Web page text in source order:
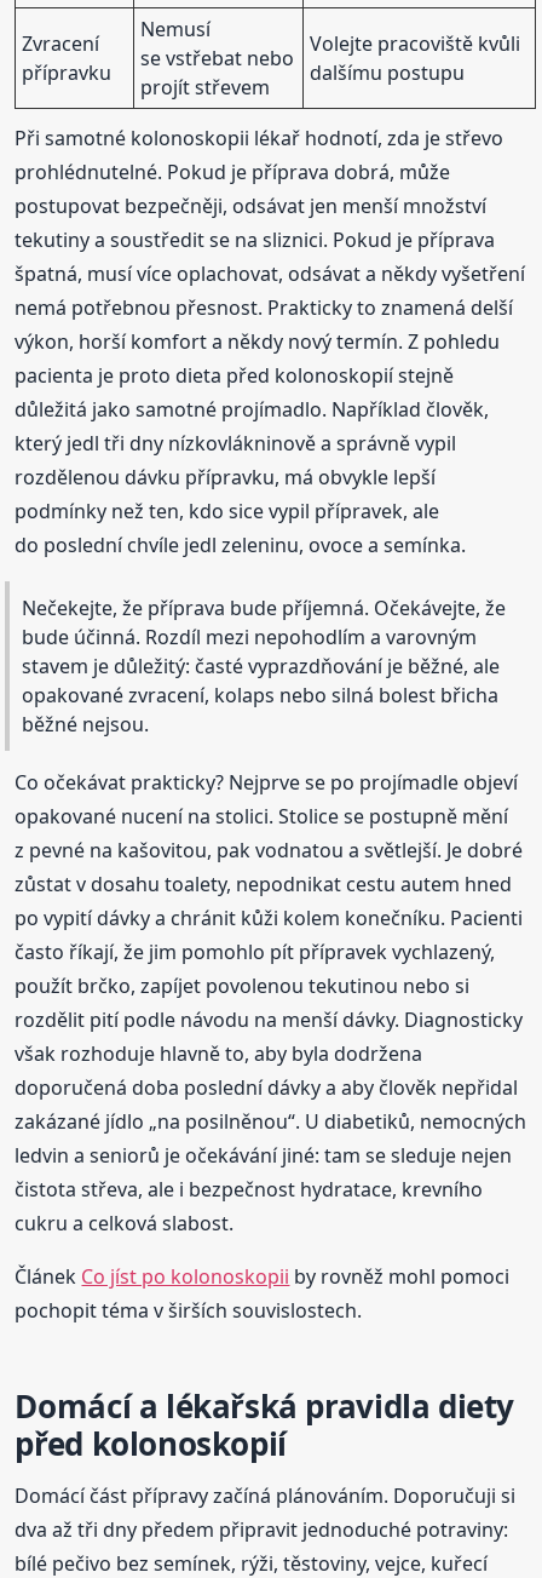
Zvracení
přípravku
Nemusí
se vstřebat nebo
projít střevem
Volejte pracoviště kvůli
dalšímu postupu
Při samotné kolonoskopii lékař hodnotí, zda je střevo
prohlédnutelné. Pokud je příprava dobrá, může
postupovat bezpečněji, odsávat jen menší množství
tekutiny a soustředit se na sliznici. Pokud je příprava
špatná, musí více oplachovat, odsávat a někdy vyšetření
nemá potřebnou přesnost. Prakticky to znamená delší
výkon, horší komfort a někdy nový termín. Z pohledu
pacienta je proto dieta před kolonoskopií stejně
důležitá jako samotné projímadlo. Například člověk,
který jedl tři dny nízkovlákninově a správně vypil
rozdělenou dávku přípravku, má obvykle lepší
podmínky než ten, kdo sice vypil přípravek, ale
do poslední chvíle jedl zeleninu, ovoce a semínka.
Nečekejte, že příprava bude příjemná. Očekávejte, že
bude účinná. Rozdíl mezi nepohodlím a varovným
stavem je důležitý: časté vyprazdňování je běžné, ale
opakované zvracení, kolaps nebo silná bolest břicha
běžné nejsou.
Co očekávat prakticky? Nejprve se po projímadle objeví
opakované nucení na stolici. Stolice se postupně mění
z pevné na kašovitou, pak vodnatou a světlejší. Je dobré
zůstat v dosahu toalety, nepodnikat cestu autem hned
po vypití dávky a chránit kůži kolem konečníku. Pacienti
často říkají, že jim pomohlo pít přípravek vychlazený,
použít brčko, zapíjet povolenou tekutinou nebo si
rozdělit pití podle návodu na menší dávky. Diagnosticky
však rozhoduje hlavně to, aby byla dodržena
doporučená doba poslední dávky a aby člověk nepřidal
zakázané jídlo „na posilněnou“. U diabetiků, nemocných
ledvin a seniorů je očekávání jiné: tam se sleduje nejen
čistota střeva, ale i bezpečnost hydratace, krevního
cukru a celková slabost.
Článek Co jíst po kolonoskopii by rovněž mohl pomoci
pochopit téma v širších souvislostech.
Domácí a lékařská pravidla diety
před kolonoskopií
Domácí část přípravy začíná plánováním. Doporučuji si
dva až tři dny předem připravit jednoduché potraviny:
bílé pečivo bez semínek, rýži, těstoviny, vejce, kuřecí